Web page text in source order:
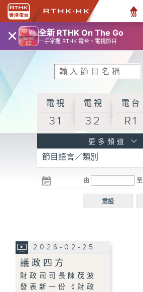
× 全新 RTHK On The Go
一手掌握 RTHK 電台、電視節目
電視
31
電視
32
電台
R1
R3
電台 電台
R5
電台
普通
更多頻道
節目語言／類別
由 至
重設
2026-02-25
議政四方
財政司司長陳茂波
發表新一份《財政